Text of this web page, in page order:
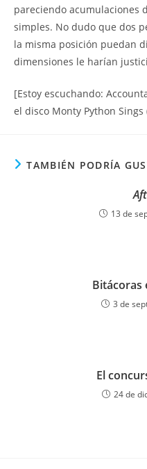
pareciendo acumulaciones
simples. No dudo que dos
la misma posición puedan
dimensiones le harían
[Estoy escuchando:
el disco Monty Python Sings
TAMBIÉN PODRÍA
13 de
Bitácoras
3 de
El
24 de